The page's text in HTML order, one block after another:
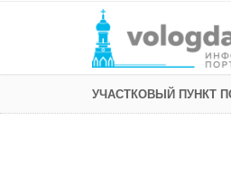
УЧАСТКОВЫЙ ПУНКТ